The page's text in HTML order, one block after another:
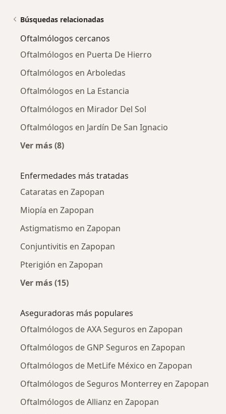
Búsquedas relacionadas
Oftalmólogos cercanos
Oftalmólogos en Puerta De Hierro
Oftalmólogos en Arboledas
Oftalmólogos en La Estancia
Oftalmólogos en Mirador Del Sol
Oftalmólogos en Jardín De San Ignacio
Ver más (8)
Enfermedades más tratadas
Cataratas en Zapopan
Miopía en Zapopan
Astigmatismo en Zapopan
Conjuntivitis en Zapopan
Pterigión en Zapopan
Ver más (15)
Aseguradoras más populares
Oftalmólogos de AXA Seguros en Zapopan
Oftalmólogos de GNP Seguros en Zapopan
Oftalmólogos de MetLife México en Zapopan
Oftalmólogos de Seguros Monterrey en Zapopan
Oftalmólogos de Allianz en Zapopan